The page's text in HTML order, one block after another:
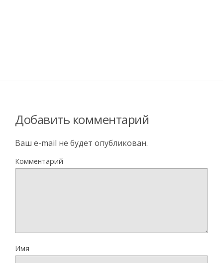
Добавить комментарий
Ваш e-mail не будет опубликован.
Комментарий
Имя